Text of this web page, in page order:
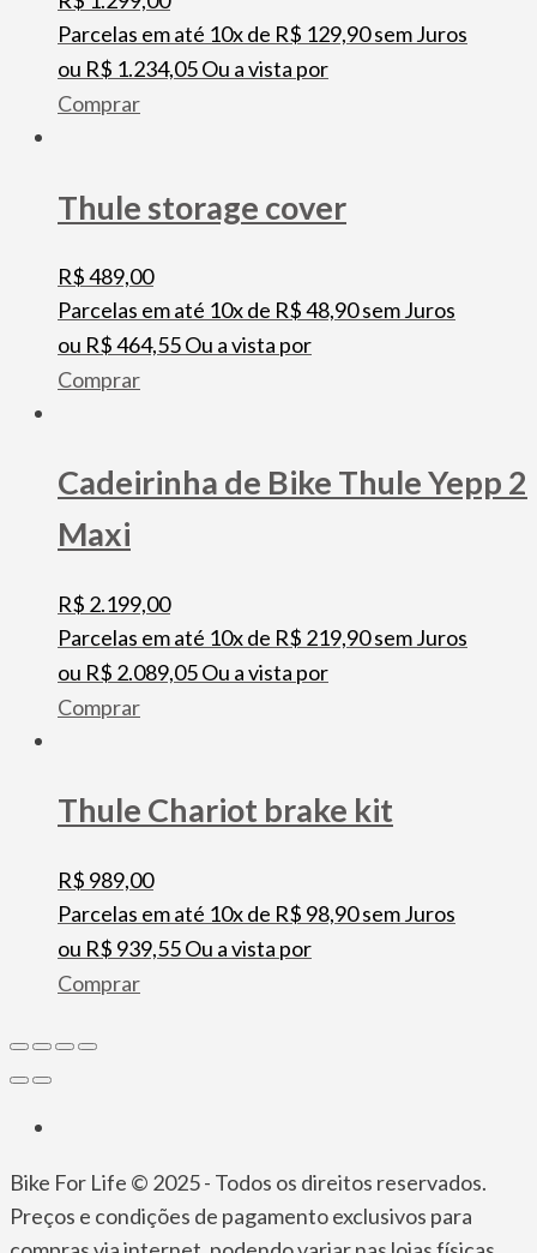
Parcelas em até 10x de R$ 129,90sem Juros
ou R$ 1.234,05Ou a vista por
Comprar
Thule storage cover
R$489,00
Parcelas em até 10x de R$48,90sem Juros
ou R$464,55Ou a vista por
Comprar
Cadeirinha de Bike Thule Yepp 2
Maxi
R$ 2.199,00
Parcelas em até 10x de R$ 219,90sem Juros
ou R$ 2.089,05Ou a vista por
Comprar
Thule Chariot brake kit
R$ 989,00
Parcelas em até 10x de R$ 98,90sem Juros
ou R$ 939,55Ou a vista por
Comprar
Bike For Life © 2025 - Todos os direitos reservados.
Preços e condições de pagamento exclusivos para